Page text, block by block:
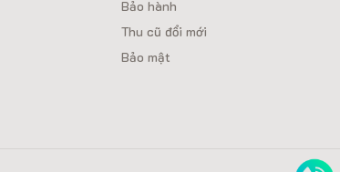
Bảo hành
Thu cũ đổi mới
Bảo mật